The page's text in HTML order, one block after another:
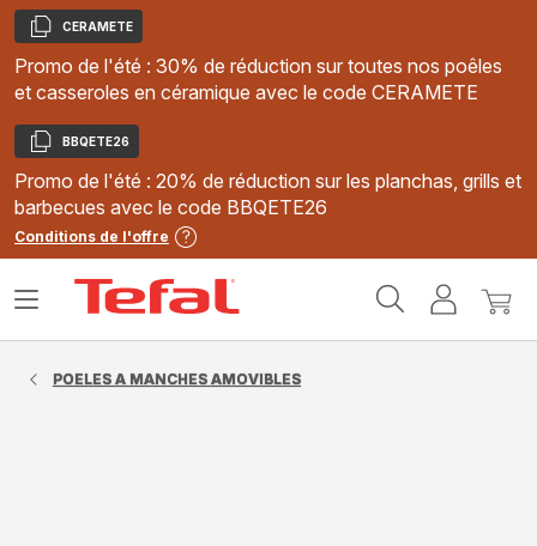
Copier
CERAMETE
Promo de l'été : 30% de réduction sur toutes nos poêles
et casseroles en céramique avec le code CERAMETE
Copier
BBQETE26
Promo de l'été : 20% de réduction sur les planchas, grills et
barbecues avec le code BBQETE26
Conditions de l'offre
MonMon
Ouvrir
POELES A MANCHES AMOVIBLES